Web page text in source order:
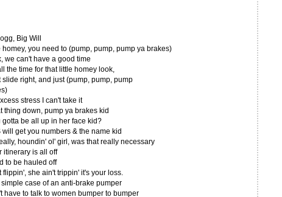
Big Will
homey, you need to (pump, pump, pump ya brakes)
we can't have a good time
the time for that little homey look,
slide right, and just (pump, pump, pump
stress I can't take it
thing down, pump ya brakes kid
gotta be all up in her face kid?
will get you numbers & the name kid
houndin' ol' girl, was that really necessary
itinerary is all off
to be hauled off
flippin', she ain't trippin' it's your loss.
case of an anti-brake pumper
have to talk to women bumper to bumper